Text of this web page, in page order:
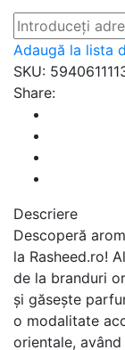
Adaugă la lista
SKU:
Share:
Descriere
Descoperă
la Rasheed.ro!
de la branduri
și găsește
o modalitate
orientale,